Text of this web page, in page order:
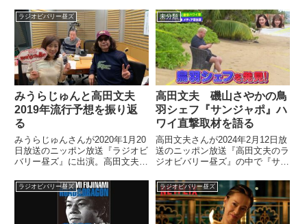
ラジオビバリー昼ズ
みうらじゅんと高田文夫
2019年流行予想を振り返
る
みうらじゅんさんが2020年1月20
日放送のニッポン放送『ラジオビ
バリー昼ズ』に出演。高田文夫さ
行予想のその後について話してい
ました。本日のゲストは #みうら
じゅん さん！！今年流行るあれ
これを大予想！3位...
未分類
高田文夫 磯山さやかの鳥
羽シェフ『サンジャポ』ハ
ワイ直撃取材を語る
高田文夫さんが2024年2月12日放
送のニッポン放送『高田文夫のラ
ジオビバリー昼ズ』の中で『サン
イを訪れ、鳥羽シェフの直撃取材
をしていた件について話していま
した。
ラジオビバリー昼ズ ラジオビバリー昼ズ